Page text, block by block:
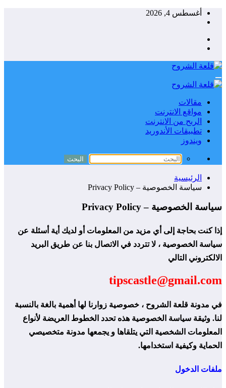
التجاوزأغسطس 4, 2026
مقالات
مواقع الانترنت
الربح من الانترنت
تطبيقات الأندوريد
ويندوز
الرئيسية
سياسة الخصوصية – Privacy Policy
سياسة الخصوصية – Privacy Policy
إذا كنت بحاجة إلى أي مزيد من المعلومات أو لديك أية أسئلة عن
سياسة الخصوصية ، لا تتردد في الاتصال بنا عن طريق البريد
الالكتروني التالي
tipscastle@gmail.com
في مدونة قلعة الشروح ، خصوصية زوارنا لها أهمية بالغة بالنسبة
لنا. وثيقة سياسة الخصوصية هذه تحدد الخطوط العريضة لأنواع
المعلومات الشخصية التي يتلقاها و يجمعها مدونة متخصيصي
الحماية وكيفية استخدامها.
ملفات الدخول